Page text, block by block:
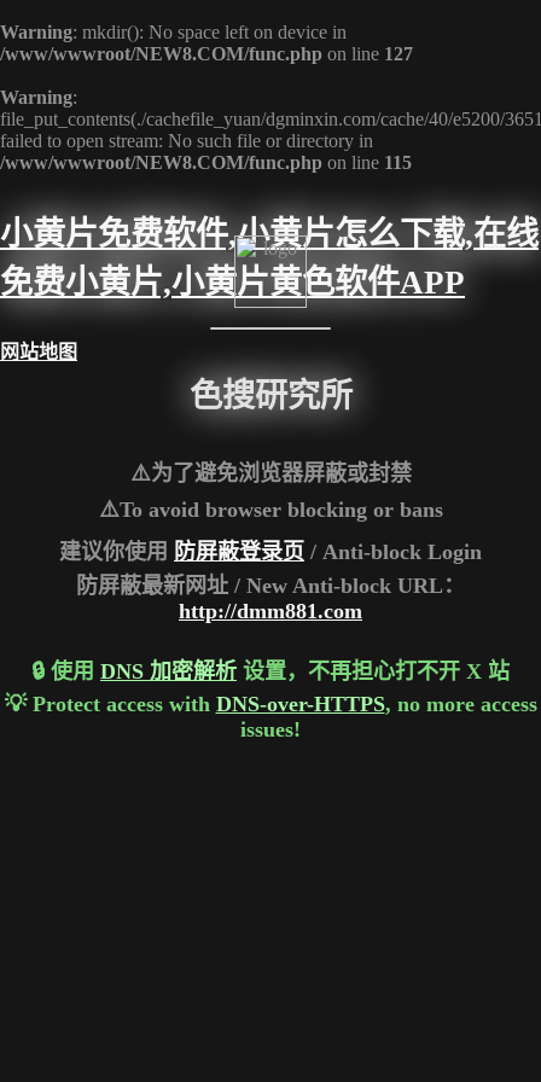
Warning: mkdir(): No space left on device in
/www/wwwroot/NEW8.COM/func.php on line 127
Warning:
file_put_contents(./cachefile_yuan/dgminxin.com/cache/40/e5200/
failed to open stream: No such file or directory in
/www/wwwroot/NEW8.COM/func.php on line 115
小黄片免费软件,小黄片怎么下载,在线
免费小黄片,小黄片黄色软件APP
色搜研究所
⚠️为了避免浏览器屏蔽或封禁
⚠️To avoid browser blocking or bans
建议你使用 防屏蔽登录页 / Anti-block Login
防屏蔽最新网址 / New Anti-block URL：
http://dmm881.com
🔒 使用 DNS 加密解析 设置，不再担心打不开 X 站
💡 Protect access with DNS-over-HTTPS, no more access
issues!
网站地图